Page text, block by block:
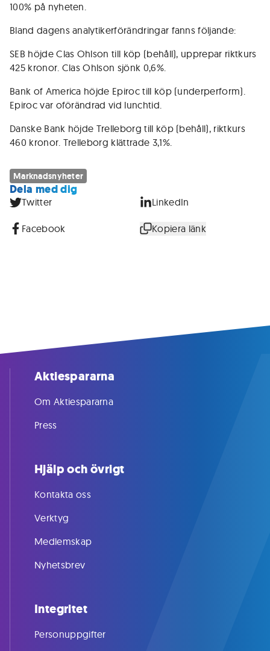
100% på nyheten.
Bland dagens analytikerförändringar fanns följande:
SEB höjde Clas Ohlson till köp (behåll), upprepar riktkurs
425 kronor. Clas Ohlson sjönk 0,6%.
Bank of America höjde Epiroc till köp (underperform).
Epiroc var oförändrad vid lunchtid.
Danske Bank höjde Trelleborg till köp (behåll), riktkurs
460 kronor. Trelleborg klättrade 3,1%.
Marknadsnyheter
Dela med dig
Twitter LinkedIn
Facebook Kopiera länk
Aktiespararna
Om Aktiespararna
Press
Hjälp och övrigt
Kontakta oss
Verktyg
Medlemskap
Nyhetsbrev
Integritet
Personuppgifter